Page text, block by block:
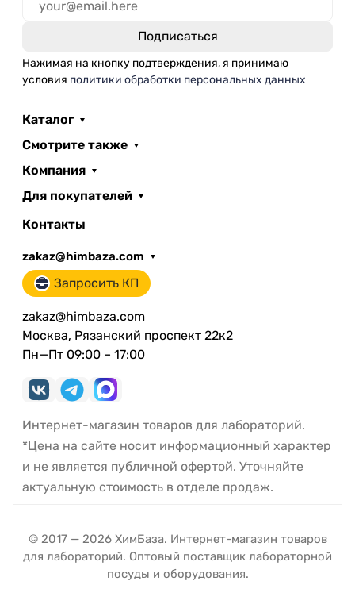
Нажимая на кнопку подтверждения, я принимаю
условия политики обработки персональных данных
Каталог
Смотрите также
Компания
Для покупателей
Контакты
zakaz@himbaza.com
Запросить КП
zakaz@himbaza.com
Москва, Рязанский проспект 22к2
Пн—Пт 09:00 – 17:00
Интернет-магазин товаров для лабораторий.
*Цена на сайте носит информационный характер
и не является публичной офертой. Уточняйте
актуальную стоимость в отделе продаж.
© 2017 — 2026 ХимБаза. Интернет-магазин товаров
для лабораторий. Оптовый поставщик лабораторной
посуды и оборудования.